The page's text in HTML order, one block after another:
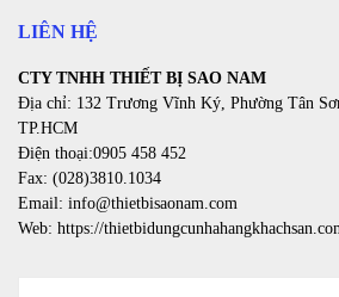
LIÊN HỆ
CTY TNHH THIẾT BỊ SAO NAM
Địa chỉ: 132 Trương Vĩnh Ký, Phường Tân
TP.HCM
Điện thoại:0905 458 452
Fax: (028)3810.1034
Email: info@thietbisaonam.com
Web: https://